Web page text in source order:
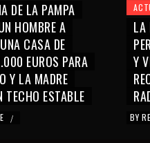
DE LA PAMPA
HOMBRE A
CASA DE
EUROS PARA
Y LA MADRE
TECHO ESTABLE
/
LA
Y
BY